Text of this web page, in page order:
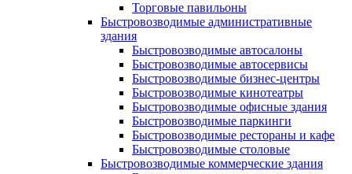
Торговые павильоны
Быстровозводимые административные
здания
Быстровозводимые автосалоны
Быстровозводимые автосервисы
Быстровозводимые бизнес-центры
Быстровозводимые кинотеатры
Быстровозводимые офисные здания
Быстровозводимые паркинги
Быстровозводимые рестораны и кафе
Быстровозводимые столовые
Быстровозводимые коммерческие здания